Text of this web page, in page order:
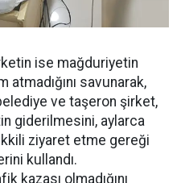
ise mağduriyetin
savunarak,
ve taşeron şirket,
giderilmesini, aylarca
ziyaret etme gereği
kullandı.
kazası olmadığını